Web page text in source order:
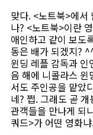
맞다. <노트북>에서
나? <노트북>이란
애인하고 같이 보도
동은 배가 되겠지?
윈딩 레플 감독과
음 해에 니콜라스
서도 주인공을 맡았
네? 쩝. 그래도 곧
관객들을 만나게 되
쿼드>가 어떤 영화